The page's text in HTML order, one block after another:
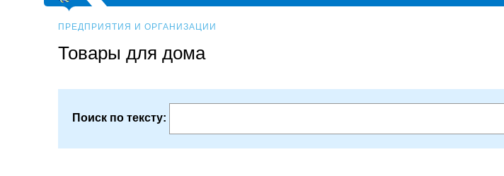
ПРЕДПРИЯТИЯ И ОРГАНИЗАЦИИ
Товары для дома
Поиск по тексту: